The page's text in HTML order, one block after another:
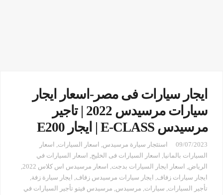
ايجار سيارات فى مصر-اسعار ايجار
سيارات مرسيدس 2022 | تاجير
مرسيدس E-CLASS | ايجار E200
09/07/2023 استئجار سيارة مرسيدس, اسعار السيارات, اسعار
السيارات بالمانيا, اسعار السيارات فى الخليج, اسعار السيارات في
الرياض, اسعار ايجار السيارات بدجت, اسعار مرسيدس اس كلاس 2022
,
ايجار سيارات زفاف, ايجار سيارات مرسيدس زفاف, ايجار سيارة زفة,
تأجير السيارات, سيارات, مرسيدس, مرسيدس فيتو تأجير السيارات في